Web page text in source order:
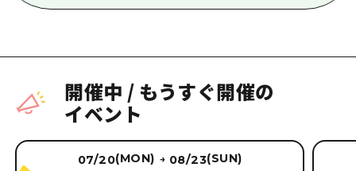
開催中 / もうすぐ開催の
イベント
07/20(MON) → 08/23(SUN)